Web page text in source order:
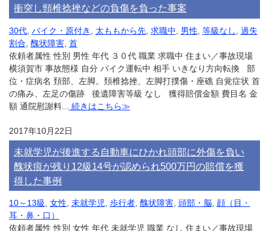
衝突し頸椎捻挫などの負傷を負った事案
30代, バイク・原付き 太ももから先, 求職中 男性 等級なし
過失
割合 醜状障害, 首
依頼者属性 性別 男性 年代 ３０代 職業 求職中 住まい／事故現場
横須賀市 事故態様 自分 バイク運転中 相手 いきなり方向転換 部
位・症病名 頚部、左脚。頚椎捻挫、左脚打撲傷・座礁 自覚症状 首
の痛み、左足の傷跡 後遺障害等級 なし 獲得賠償金額 費目名 金
額 通院慰謝料...
続きはこちら≫
2017年10月22日
未就学児が後進する自動車にひかれ頭部に外傷を負い
醜状痕が残り12級14号が認められ500万円の賠償を獲
得した事例
10～13級 女性 未就学児 歩行者, 醜状障害, 頭部・脳, 顔（目・
耳・鼻・口）
依頼者属性 性別 女性 年代 未就学児 職業 なし 住まい／事故現場